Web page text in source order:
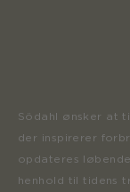
Södahl ønsker at
der inspirerer
opdateres
henhold til tidens